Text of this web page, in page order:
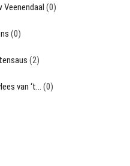
Veenendaal (0)
(0)
(2)
van ‘t… (0)